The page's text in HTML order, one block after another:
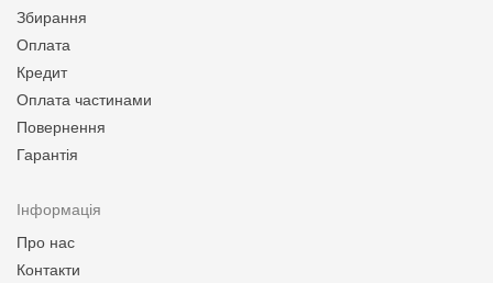
Збирання
Оплата
Кредит
Оплата частинами
Повернення
Гарантія
Інформація
Про нас
Контакти